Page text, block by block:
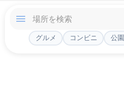
グルメ コンビニ 公園